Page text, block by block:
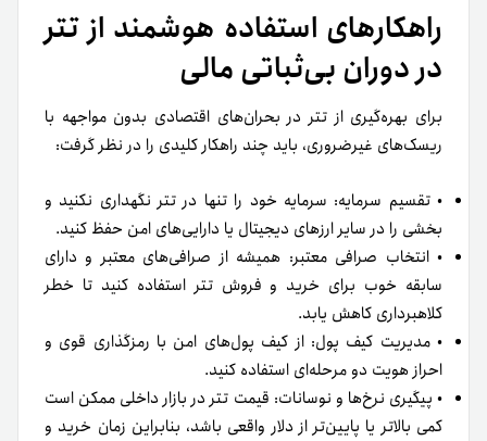
راهکارهای استفاده هوشمند از تتر
در دوران بی‌ثباتی مالی
برای بهره‌گیری از تتر در بحران‌های اقتصادی بدون مواجهه با
ریسک‌های غیرضروری، باید چند راهکار کلیدی را در نظر گرفت:
• تقسیم سرمایه: سرمایه خود را تنها در تتر نگهداری نکنید و
بخشی را در سایر ارزهای دیجیتال یا دارایی‌های امن حفظ کنید.
• انتخاب صرافی معتبر: همیشه از صرافی‌های معتبر و دارای
سابقه خوب برای خرید و فروش تتر استفاده کنید تا خطر
کلاهبرداری کاهش یابد.
• مدیریت کیف پول: از کیف پول‌های امن با رمزگذاری قوی و
احراز هویت دو مرحله‌ای استفاده کنید.
• پیگیری نرخ‌ها و نوسانات: قیمت تتر در بازار داخلی ممکن است
کمی بالاتر یا پایین‌تر از دلار واقعی باشد، بنابراین زمان خرید و